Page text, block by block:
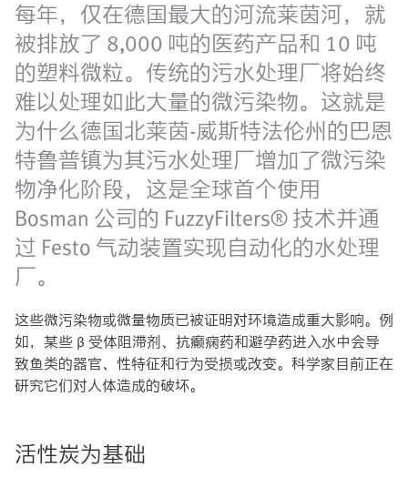
每年，仅在德国最大的河流莱茵河，就
被排放了 8,000 吨的医药产品和 10 吨
的塑料微粒。传统的污水处理厂将始终
难以处理如此大量的微污染物。这就是
为什么德国北莱茵-威斯特法伦州的巴恩
特鲁普镇为其污水处理厂增加了微污染
物净化阶段，这是全球首个使用
Bosman 公司的 FuzzyFilters® 技术并通
过 Festo 气动装置实现自动化的水处理
厂。
这些微污染物或微量物质已被证明对环境造成重大影响。例
如，某些 β 受体阻滞剂、抗癫痫药和避孕药进入水中会导
致鱼类的器官、性特征和行为受损或改变。科学家目前正在
研究它们对人体造成的破坏。
活性炭为基础